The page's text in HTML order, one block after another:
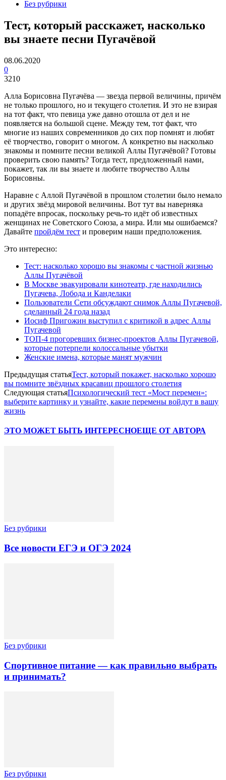
Без рубрики
Тест, который расскажет, насколько
вы знаете песни Пугачёвой
08.06.2020
0
3210
Алла Борисовна Пугачёва — звезда первой величины, причём
не только прошлого, но и текущего столетия. И это не взирая
на тот факт, что певица уже давно отошла от дел и не
появляется на большой сцене. Между тем, тот факт, что
многие из наших современников до сих пор помнят и любят
её творчество, говорит о многом. А конкретно вы насколько
знакомы и помните песни великой Аллы Пугачёвой? Готовы
проверить свою память? Тогда тест, предложенный нами,
покажет, так ли вы знаете и любите творчество Аллы
Борисовны.
Наравне с Аллой Пугачёвой в прошлом столетии было немало
и других звёзд мировой величины. Вот тут вы наверняка
попадёте впросак, поскольку речь-то идёт об известных
женщинах не Советского Союза, а мира. Или мы ошибаемся?
Давайте пройдём тест и проверим наши предположения.
Это интересно:
Тест: насколько хорошо вы знакомы с частной жизнью
Аллы Пугачёвой
В Москве эвакуировали кинотеатр, где находились
Пугачева, Лобода и Канделаки
Пользователи Сети обсуждают снимок Аллы Пугачевой,
сделанный 24 года назад
Иосиф Пригожин выступил с критикой в адрес Аллы
Пугачевой
ТОП-4 прогоревших бизнес-проектов Аллы Пугачевой,
которые потерпели колоссальные убытки
Женские имена, которые манят мужчин
Предыдущая статьяТест, который покажет, насколько хорошо
вы помните звёздных красавиц прошлого столетия
Следующая статьяПсихологический тест «Мост перемен»:
выберите картинку и узнайте, какие перемены войдут в вашу
жизнь
ЭТО МОЖЕТ БЫТЬ ИНТЕРЕСНОЕЩЕ ОТ АВТОРА
Без рубрики
Все новости ЕГЭ и ОГЭ 2024
Без рубрики
Спортивное питание — как правильно выбрать
и принимать?
Без рубрики